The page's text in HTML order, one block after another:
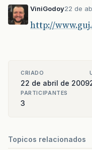
ViniGodoy22 de
http://
CRIADO
22 de abril de 2009
PARTICIPANTES
3
Topicos relacionados